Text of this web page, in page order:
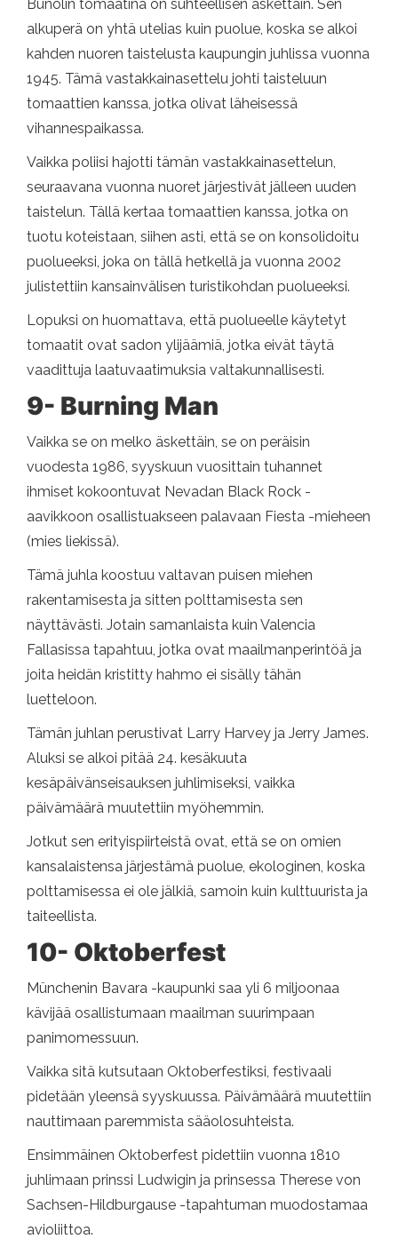
Buñolin tomaatina on suhteellisen äskettäin. Sen
alkuperä on yhtä utelias kuin puolue, koska se alkoi
kahden nuoren taistelusta kaupungin juhlissa vuonna
1945. Tämä vastakkainasettelu johti taisteluun
tomaattien kanssa, jotka olivat läheisessä
vihannespaikassa.
Vaikka poliisi hajotti tämän vastakkainasettelun,
seuraavana vuonna nuoret järjestivät jälleen uuden
taistelun. Tällä kertaa tomaattien kanssa, jotka on
tuotu koteistaan, siihen asti, että se on konsolidoitu
puolueeksi, joka on tällä hetkellä ja vuonna 2002
julistettiin kansainvälisen turistikohdan puolueeksi.
Lopuksi on huomattava, että puolueelle käytetyt
tomaatit ovat sadon ylijäämiä, jotka eivät täytä
vaadittuja laatuvaatimuksia valtakunnallisesti.
9- Burning Man
Vaikka se on melko äskettäin, se on peräisin
vuodesta 1986, syyskuun vuosittain tuhannet
ihmiset kokoontuvat Nevadan Black Rock -
aavikkoon osallistuakseen palavaan Fiesta -mieheen
(mies liekissä).
Tämä juhla koostuu valtavan puisen miehen
rakentamisesta ja sitten polttamisesta sen
näyttävästi. Jotain samanlaista kuin Valencia
Fallasissa tapahtuu, jotka ovat maailmanperintöä ja
joita heidän kristitty hahmo ei sisälly tähän
luetteloon.
Tämän juhlan perustivat Larry Harvey ja Jerry James.
Aluksi se alkoi pitää 24. kesäkuuta
kesäpäivänseisauksen juhlimiseksi, vaikka
päivämäärä muutettiin myöhemmin.
Jotkut sen erityispiirteistä ovat, että se on omien
kansalaistensa järjestämä puolue, ekologinen, koska
polttamisessa ei ole jälkiä, samoin kuin kulttuurista ja
taiteellista.
10- Oktoberfest
Münchenin Bavara -kaupunki saa yli 6 miljoonaa
kävijää osallistumaan maailman suurimpaan
panimomessuun.
Vaikka sitä kutsutaan Oktoberfestiksi, festivaali
pidetään yleensä syyskuussa. Päivämäärä muutettiin
nauttimaan paremmista sääolosuhteista.
Ensimmäinen Oktoberfest pidettiin vuonna 1810
juhlimaan prinssi Ludwigin ja prinsessa Therese von
Sachsen-Hildburgause -tapahtuman muodostamaa
avioliittoa.